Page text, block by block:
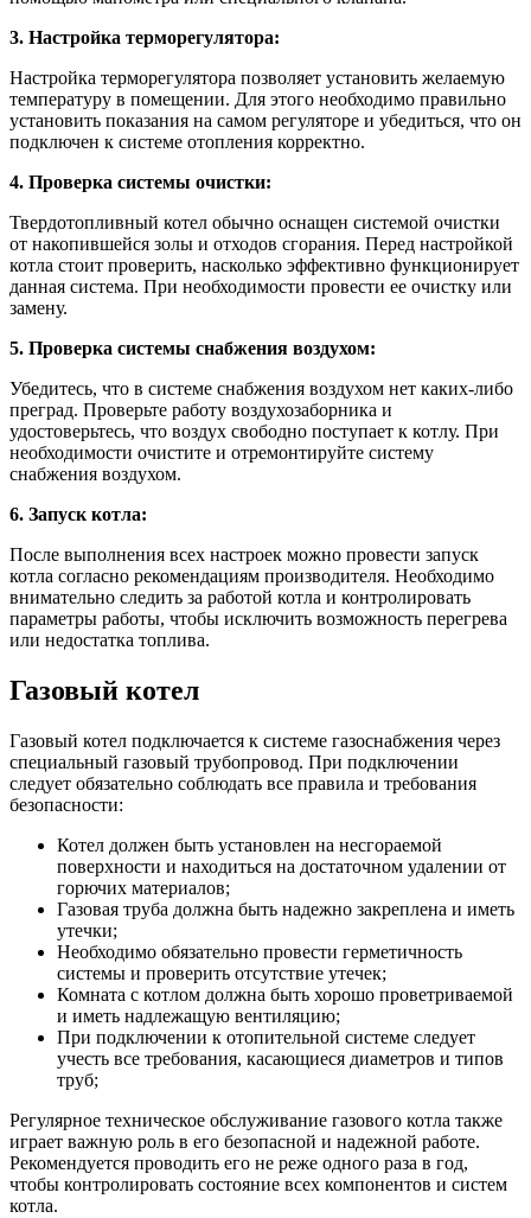
3. Настройка терморегулятора:
Настройка терморегулятора позволяет установить желаемую
температуру в помещении. Для этого необходимо правильно
установить показания на самом регуляторе и убедиться, что он
подключен к системе отопления корректно.
4. Проверка системы очистки:
Твердотопливный котел обычно оснащен системой очистки
от накопившейся золы и отходов сгорания. Перед настройкой
котла стоит проверить, насколько эффективно функционирует
данная система. При необходимости провести ее очистку или
замену.
5. Проверка системы снабжения воздухом:
Убедитесь, что в системе снабжения воздухом нет каких-либо
преград. Проверьте работу воздухозаборника и
удостоверьтесь, что воздух свободно поступает к котлу. При
необходимости очистите и отремонтируйте систему
снабжения воздухом.
6. Запуск котла:
После выполнения всех настроек можно провести запуск
котла согласно рекомендациям производителя. Необходимо
внимательно следить за работой котла и контролировать
параметры работы, чтобы исключить возможность перегрева
или недостатка топлива.
Газовый котел
Газовый котел подключается к системе газоснабжения через
специальный газовый трубопровод. При подключении
следует обязательно соблюдать все правила и требования
безопасности:
Котел должен быть установлен на несгораемой
поверхности и находиться на достаточном удалении от
горючих материалов;
Газовая труба должна быть надежно закреплена и иметь
утечки;
Необходимо обязательно провести герметичность
системы и проверить отсутствие утечек;
Комната с котлом должна быть хорошо проветриваемой
и иметь надлежащую вентиляцию;
При подключении к отопительной системе следует
учесть все требования, касающиеся диаметров и типов
труб;
Регулярное техническое обслуживание газового котла также
играет важную роль в его безопасной и надежной работе.
Рекомендуется проводить его не реже одного раза в год,
чтобы контролировать состояние всех компонентов и систем
котла.